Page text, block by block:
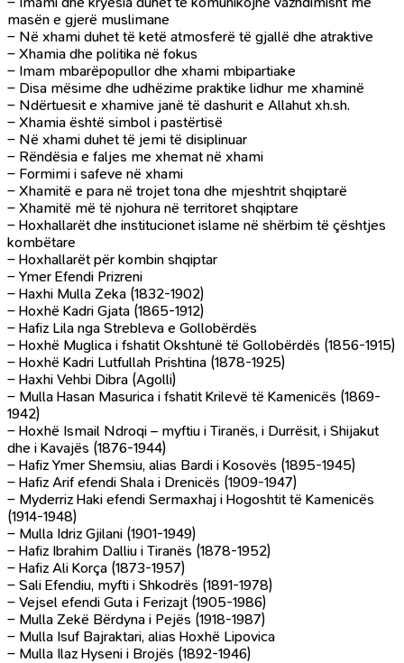
masën e gjerë muslimane
– Në xhami duhet të ketë atmosferë të gjallë dhe atraktive
– Xhamia dhe politika në fokus
– Imam mbarëpopullor dhe xhami mbipartiake
– Disa mësime dhe udhëzime praktike lidhur me xhaminë
– Ndërtuesit e xhamive janë të dashurit e Allahut xh.sh.
– Xhamia është simbol i pastërtisë
– Në xhami duhet të jemi të disiplinuar
– Rëndësia e faljes me xhemat në xhami
– Formimi i safeve në xhami
– Xhamitë e para në trojet tona dhe mjeshtrit shqiptarë
– Xhamitë më të njohura në territoret shqiptare
– Hoxhallarët dhe institucionet islame në shërbim të çështjes
kombëtare
– Hoxhallarët për kombin shqiptar
– Ymer Efendi Prizreni
– Haxhi Mulla Zeka (1832-1902)
– Hoxhë Kadri Gjata (1865-1912)
– Hafiz Lila nga Strebleva e Gollobërdës
– Hoxhë Muglica i fshatit Okshtunë të Gollobërdës (1856-1915)
– Hoxhë Kadri Lutfullah Prishtina (1878-1925)
– Haxhi Vehbi Dibra (Agolli)
– Mulla Hasan Masurica i fshatit Krilevë të Kamenicës (1869-
1942)
– Hoxhë Ismail Ndroqi – myftiu i Tiranës, i Durrësit, i Shijakut
dhe i Kavajës (1876-1944)
– Hafiz Ymer Shemsiu, alias Bardi i Kosovës (1895-1945)
– Hafiz Arif efendi Shala i Drenicës (1909-1947)
– Myderriz Haki efendi Sermaxhaj i Hogoshtit të Kamenicës
(1914-1948)
– Mulla Idriz Gjilani (1901-1949)
– Hafiz Ibrahim Dalliu i Tiranës (1878-1952)
– Hafiz Ali Korça (1873-1957)
– Sali Efendiu, myfti i Shkodrës (1891-1978)
– Vejsel efendi Guta i Ferizajt (1905-1986)
– Mulla Zekë Bërdyna i Pejës (1918-1987)
– Mulla Isuf Bajraktari, alias Hoxhë Lipovica
– Mulla Ilaz Hyseni i Brojës (1892-1946)